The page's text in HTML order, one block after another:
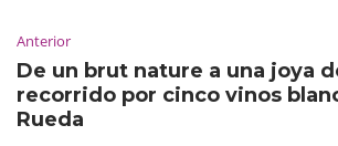
Anterior
De un brut nature a una joya
recorrido por cinco vinos
Rueda